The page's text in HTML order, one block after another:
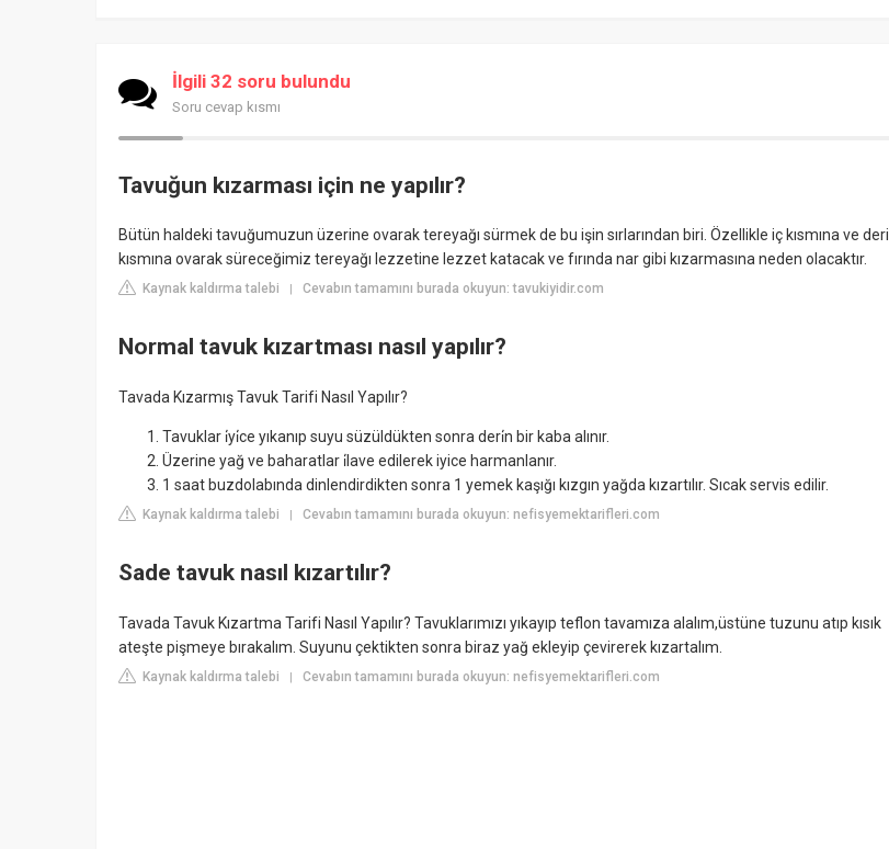
İlgili 32 soru bulundu
Soru cevap kısmı
Tavuğun kızarması için ne yapılır?
Bütün haldeki tavuğumuzun üzerine ovarak tereyağı sürmek de bu işin sırlarından biri. Özellikle iç kısmına ve deri
kısmına ovarak süreceğimiz tereyağı lezzetine lezzet katacak ve fırında nar gibi kızarmasına neden olacaktır.
Kaynak kaldırma talebi | Cevabın tamamını burada okuyun: tavukiyidir.com
Normal tavuk kızartması nasıl yapılır?
Tavada Kızarmış Tavuk Tarifi Nasıl Yapılır?
Tavuklar i̇yi̇ce yıkanıp suyu süzüldükten sonra deri̇n bir kaba alınır.
Üzerine yağ ve baharatlar i̇lave edilerek iyice harmanlanır.
1 saat buzdolabında dinlendirdikten sonra 1 yemek kaşığı kızgın yağda kızartılır. Sıcak servis edilir.
Kaynak kaldırma talebi | Cevabın tamamını burada okuyun: nefisyemektarifleri.com
Sade tavuk nasıl kızartılır?
Tavada Tavuk Kızartma Tarifi Nasıl Yapılır? Tavuklarımızı yıkayıp teflon tavamıza alalım,üstüne tuzunu atıp kısık
ateşte pişmeye bırakalım. Suyunu çektikten sonra biraz yağ ekleyip çevirerek kızartalım.
Kaynak kaldırma talebi | Cevabın tamamını burada okuyun: nefisyemektarifleri.com